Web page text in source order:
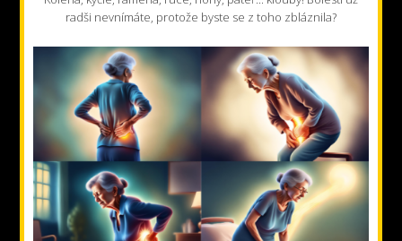
radši nevnímáte, protože byste se z toho zbláznila?